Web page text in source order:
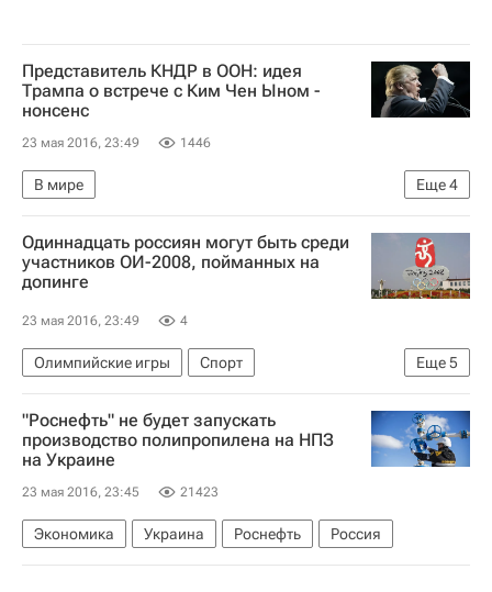
Представитель КНДР в ООН: идея
Трампа о встрече с Ким Чен Ыном -
нонсенс
23 мая 2016, 23:49 1446
Еще4
В мире
Предвыборная кампания в США - 2016
КНДР
Дональд Трамп
Ким Чен Ын
Одиннадцать россиян могут быть среди
участников ОИ-2008, пойманных на
допинге
23 мая 2016, 23:49 4
Еще5
Олимпийские игры
Спорт
Легкая атлетика
Международный олимпийский комитет (МОК)
Допинг
Положительные допинг-пробы российских спортсменов на ОИ-2008. Мнения, комментарии
"Роснефть" не будет запускать
производство полипропилена на НПЗ
на Украине
23 мая 2016, 23:45 21423
Экономика Украина Роснефть Россия